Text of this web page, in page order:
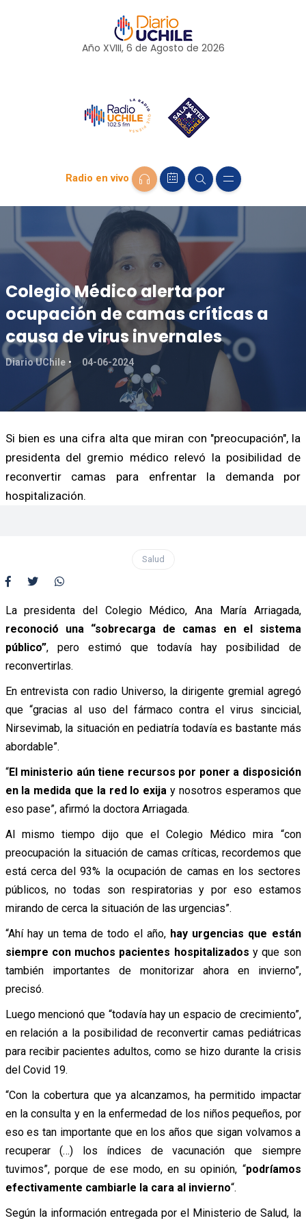
Año XVIII, 6 de Agosto de 2026
Radio en vivo
Colegio Médico alerta por
ocupación de camas críticas a
causa de virus invernales
Diario UChile 04-06-2024
Si bien es una cifra alta que miran con "preocupación", la
presidenta del gremio médico relevó la posibilidad de
reconvertir camas para enfrentar la demanda por
hospitalización.
Salud
La presidenta del Colegio Médico, Ana María Arriagada,
reconoció una “sobrecarga de camas en el sistema
público”, pero estimó que todavía hay posibilidad de
reconvertirlas.
En entrevista con radio Universo, la dirigente gremial agregó
que “gracias al uso del fármaco contra el virus sincicial,
Nirsevimab, la situación en pediatría todavía es bastante más
abordable”.
“El ministerio aún tiene recursos por poner a disposición
en la medida que la red lo exija y nosotros esperamos que
eso pase”, afirmó la doctora Arriagada.
Al mismo tiempo dijo que el Colegio Médico mira “con
preocupación la situación de camas críticas, recordemos que
está cerca del 93% la ocupación de camas en los sectores
públicos, no todas son respiratorias y por eso estamos
mirando de cerca la situación de las urgencias”.
“Ahí hay un tema de todo el año, hay urgencias que están
siempre con muchos pacientes hospitalizados y que son
también importantes de monitorizar ahora en invierno”,
precisó.
Luego mencionó que “todavía hay un espacio de crecimiento”,
en relación a la posibilidad de reconvertir camas pediátricas
para recibir pacientes adultos, como se hizo durante la crisis
del Covid 19.
“Con la cobertura que ya alcanzamos, ha permitido impactar
en la consulta y en la enfermedad de los niños pequeños, por
eso es tan importante que en los años que sigan volvamos a
recuperar (…) los índices de vacunación que siempre
tuvimos”, porque de ese modo, en su opinión, “podríamos
efectivamente cambiarle la cara al invierno“.
Según la información entregada por el Ministerio de Salud, la